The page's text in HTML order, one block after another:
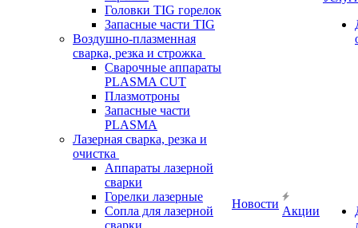
Головки TIG горелок
Запасные части TIG
Воздушно-плазменная
сварка, резка и строжка
Сварочные аппараты
PLASMA CUT
Плазмотроны
Запасные части
PLASMA
Лазерная сварка, резка и
очистка
Аппараты лазерной
сварки
Горелки лазерные
Сопла для лазерной
сварки
Новости
Акции